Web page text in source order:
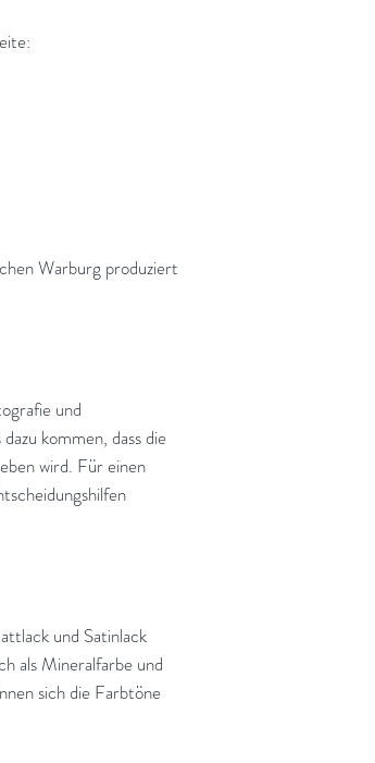
Warburg produziert
und
kommen, dass die
wird. Für einen
und Satinlack
als Mineralfarbe und
sich die Farbtöne